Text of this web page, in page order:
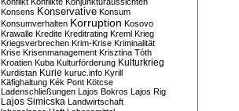
Konsens Konservative Konsum
Konsumverhalten Korruption Kosovo
Krawalle Kredite Kreditrating Kreml Krieg
Kriegsverbrechen Krim-Krise Kriminalität
Krise Krisenmanagement Krisztina Tóth
Kroatien Kuba Kulturförderung Kulturkrieg
Kurdistan Kurie kuruc.info Kyrill
Käfighaltung Kék Pont Kötcse
Ladenschließungen Lajos Bokros Lajos Rig
Lajos Simicska Landwirtschaft